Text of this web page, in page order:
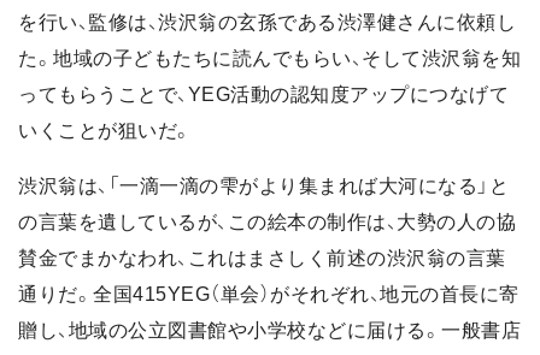
を行い、監修は、渋沢翁の玄孫である渋澤健さんに依頼し
た。地域の子どもたちに読んでもらい、そして渋沢翁を知
ってもらうことで、YEG活動の認知度アップにつなげて
いくことが狙いだ。
渋沢翁は、「一滴一滴の雫がより集まれば大河になる」と
の言葉を遺しているが、この絵本の制作は、大勢の人の協
賛金でまかなわれ、これはまさしく前述の渋沢翁の言葉
通りだ。全国415YEG（単会）がそれぞれ、地元の首長に寄
贈し、地域の公立図書館や小学校などに届ける。一般書店